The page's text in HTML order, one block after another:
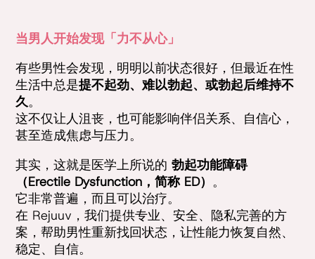
当男人开始发现「力不从心」
有些男性会发现，明明以前状态很好，但最近在性
生活中总是提不起劲、难以勃起、或勃起后维持不
久。
这不仅让人沮丧，也可能影响伴侣关系、自信心，
甚至造成焦虑与压力。
其实，这就是医学上所说的勃起功能障碍
（Erectile Dysfunction，简称 ED） 。
它非常普遍，而且可以治疗。
在 Rejuuv，我们提供专业、安全、隐私完善的方
案，帮助男性重新找回状态，让性能力恢复自然、
稳定、自信。